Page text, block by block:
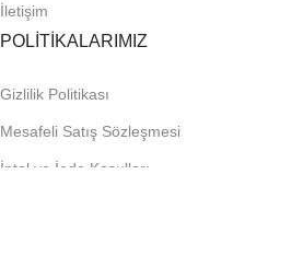
İletişim
POLİTİKALARIMIZ
Gizlilik Politikası
Mesafeli Satış Sözleşmesi
İptal ve İade Koşulları